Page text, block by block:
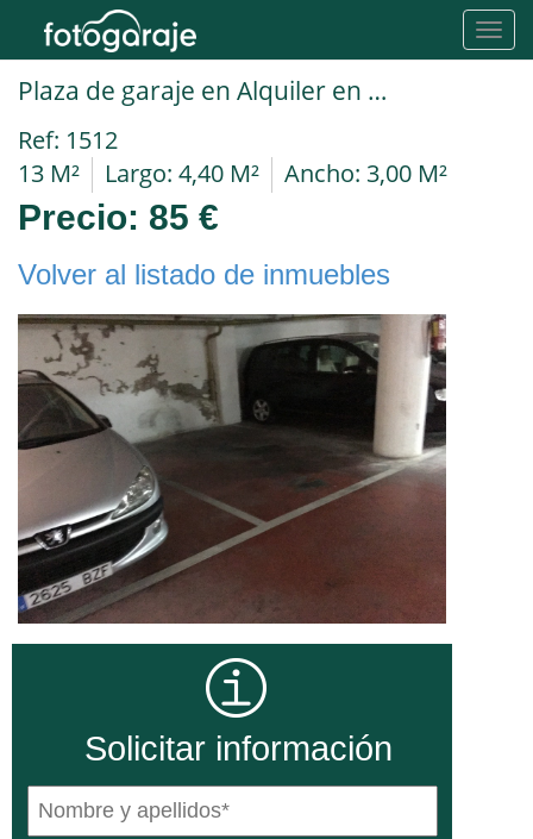
Plaza de garaje en Alquiler en Barcelona en CAMP DE L ARPA C/ Provença
Ref: 1512
13 M²
Largo: 4,40 M² Ancho: 3,00 M²
Precio: 85 €
Volver al listado de inmuebles
Solicitar información